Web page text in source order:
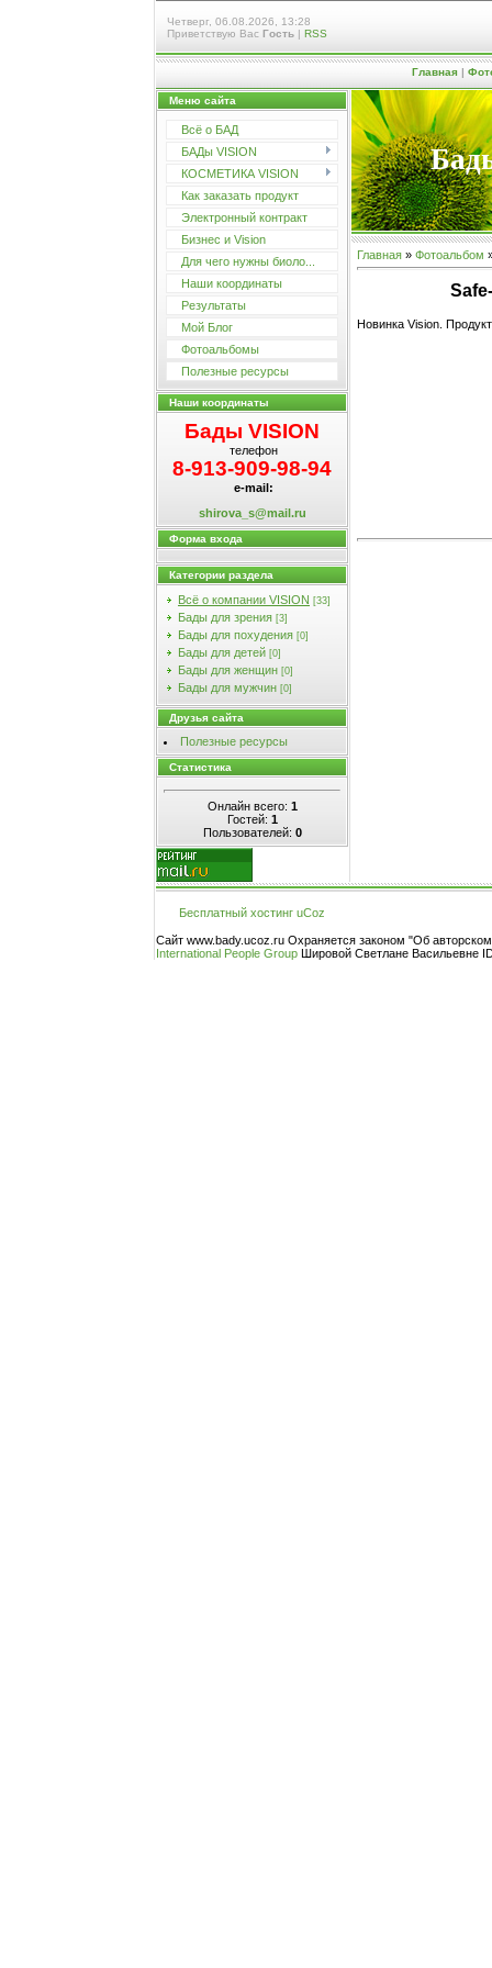
Четверг, 06.08.2026, 13:28
Приветствую Вас Гость | RSS
Главная |
Меню сайта
Всё о БАД
БАДы VISION
КОСМЕТИКА VISION
Как заказать продукт
Электронный контракт
Бизнес и Vision
Для чего нужны биоло...
Наши координаты
Результаты
Мой Блог
Фотоальбомы
Полезные ресурсы
Наши координаты
Бады VISION
телефон
8-913-909-98-94
e-mail:
shirova_s@mail.ru
Форма входа
Категории раздела
Всё о компании VISION [33]
Бады для зрения [3]
Бады для похудения [0]
Бады для детей [0]
Бады для женщин [0]
Бады для мужчин [0]
Друзья сайта
Полезные ресурсы
Статистика
Онлайн всего: 1
Гостей: 1
Пользователей: 0
Главная » Фотоальбом
Новинка Vision.
Бесплатный хостинг uCoz
Сайт www.bady.ucoz.ru Охраняется законом "Об
International People Group Шировой Светлане Васильевне